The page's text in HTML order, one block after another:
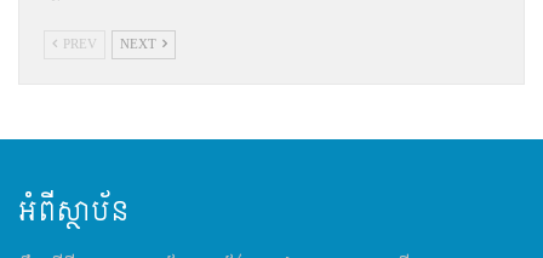
PREV NEXT
អំពីស្ថាប័ន